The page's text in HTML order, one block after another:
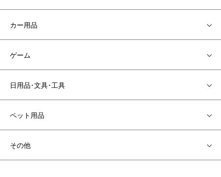
カー用品
ゲーム
日用品･文具･工具
ペット用品
その他